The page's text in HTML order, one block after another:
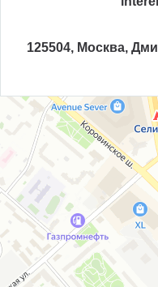
125504, Москва,